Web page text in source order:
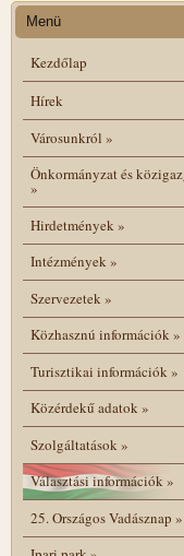
Menü
Kezdőlap
Hírek
Városunkról »
Önkormányzat és
»
Hirdetmények»
Intézmények»
Szervezetek»
Közhasznú információk»
Turisztikai információk»
Közérdekű adatok»
Szolgáltatások»
Választási információk»
25. Országos Vadásznap »